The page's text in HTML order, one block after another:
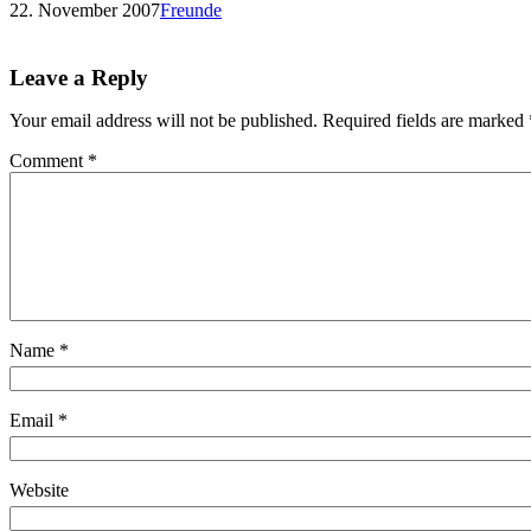
22. November 2007Freunde
Leave a Reply
Your email address will not be published. Required fields are marked
Comment *
Name *
Email *
Website